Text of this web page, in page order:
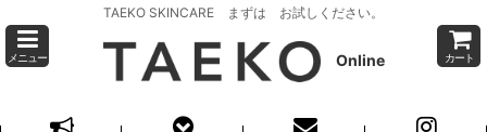
TAEKO SKINCARE まずは お試しください。
メニュー Online カート